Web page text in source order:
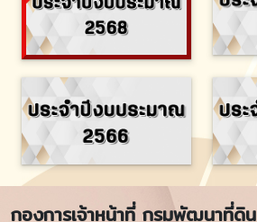
กองการเจ้าหน้าที่ กรมพัฒนาที่ดิน